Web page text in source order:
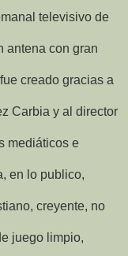
televisivo de
antena con gran
creado gracias a
Carbia y al director
mediáticos e
en lo publico,
creyente, no
juego limpio,